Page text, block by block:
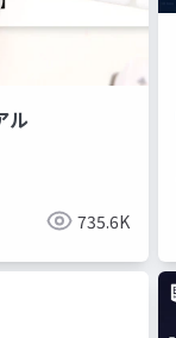
ル
735.6K